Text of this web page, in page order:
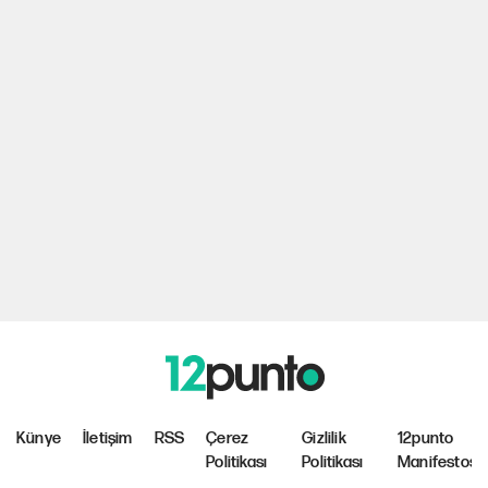
Künye İletişim RSS
Çerez
Politikası
Gizlilik
Politikası
12punto
Manifestosu